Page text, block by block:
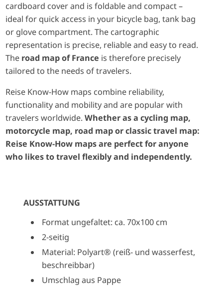
cardboard cover and is foldable and compact –
ideal for quick access in your bicycle bag, tank bag
or glove compartment. The cartographic
representation is precise, reliable and easy to read.
The road map of France is therefore precisely
tailored to the needs of travelers.
Reise Know-How maps combine reliability,
functionality and mobility and are popular with
travelers worldwide.Whether as a cycling map,
motorcycle map, road map or classic travel map:
Reise Know-How maps are perfect for anyone
who likes to travel flexibly and independently.
AUSSTATTUNG
Format ungefaltet: ca. 70x100 cm
2-seitig
Material: Polyart® (reiß- und wasserfest,
beschreibbar)
Umschlag aus Pappe